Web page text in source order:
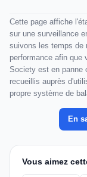
Cette page affiche
sur une surveillance
suivons les temps de
performance afin que
Society est en panne
recueillis auprès
propre système de
En
Vous aimez